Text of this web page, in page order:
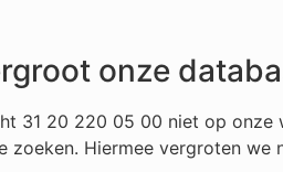
onze
31 20 220 05 00 niet op onze
zoeken. Hiermee vergroten we